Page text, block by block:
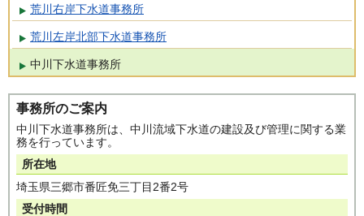
荒川右岸下水道事務所
荒川左岸北部下水道事務所
中川下水道事務所
事務所のご案内
中川下水道事務所は、中川流域下水道の建設及び管理に関する業
務を行っています。
所在地
埼玉県三郷市番匠免三丁目2番2号
受付時間